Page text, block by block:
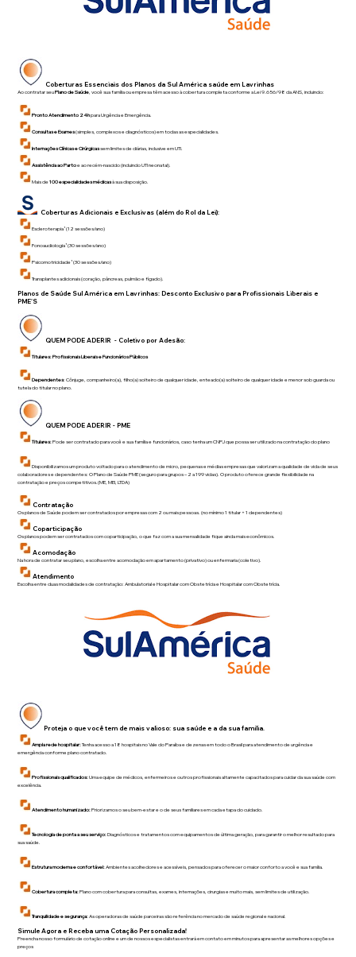
Coberturas Essenciais dos Planos da Sul América saúde emLavrinhas
Ao contratar seuPlano de Saúde, você sua família ou empresa têm acesso à cobertura completa conforme a Lei 9.656/98 da ANS, incluindo:
Pronto Atendimento 24hpara Urgência e Emergência.
Consultas e Exames(simples, complexos e diagnósticos) em todas as especialidades.
Internações Clínicas e Cirúrgicassem limites de diárias, inclusive em UTI.
Assistência ao Partoe ao recém-nascido (incluindo UTI neonatal).
Mais de100 especialidades médicasà sua disposição.
Coberturas Adicionais e Exclusivas (além do Rol da Lei):
Escleroterapia¹ (12 sessões/ano)
Fonoaudiologia¹ (30 sessões/ano)
Psicomotricidade¹ (30 sessões/ano)
Transplantes adicionais (coração, pâncreas, pulmão e fígado).
Planos de Saúde Sul América emLavrinhas: Desconto Exclusivo para Profissionais Liberais e
PME'S
QUEM PODE ADERIR - Coletivo por Adesão:
Titulares:Profissionais Liberais e Funcionários Públicos
Dependentes: Cônjuge, companheiro(a), filho(a) solteiro de qualquer idade, enteado(a) solteiro de qualquer idade e menor sob guarda ou
tutela do titular no plano.
QUEM PODE ADERIR - PME
Titulares:Pode ser contratado para você e sua família e funcionários, caso tenha um CNPJ que possa ser utilizado na contratação do plano
Disponibilizamos um produto voltado para o atendimento de micro, pequenas e médias empresas que valorizam a qualidade de vida de seus
colaboradores e dependentes: O Plano de Saúde PME (seguro para grupos – 2 a 199 vidas). O produto oferece grande flexibilidade na
contratação e preços competitivos.(ME, MEI, LTDA)
Contratação
Os planos de Saúde podem ser contratados por empresas com 2 ou mais pessoas. (no mínimo 1 titular + 1 dependentes)
Coparticipação
Os planos podem ser contratados com coparticipação, o que faz com a sua mensalidade fique ainda mais econômicos.
Acomodação
Na hora de contratar seu plano, escolha entre acomodação em apartamento (privativo) ou enfermaria (coletivo).
Atendimento
Escolha entre duas modalidades de contratação: Ambulatorial e Hospitalar com Obstetrícia e Hospitalar com Obstetrícia.
Proteja o que você tem de mais valioso: sua saúde e a da sua família.
Ampla rede hospitalar:Tenha acesso a 18 hospitais no Vale do Paraíba e dezenas em todo o Brasil para atendimento de urgência e
emergência conforme plano contratado.
Profissionais qualificados:Uma equipe de médicos, enfermeiros e outros profissionais altamente capacitados para cuidar da sua saúde com
excelência.
Atendimento humanizado:Priorizamos o seu bem-estar e o de seus familiares em cada etapa do cuidado.
Tecnologia de ponta a seu serviço:Diagnósticos e tratamentos com equipamentos de última geração, para garantir o melhor resultado para
sua saúde.
Estrutura moderna e confortável:Ambientes acolhedores e acessíveis, pensados para oferecer o maior conforto a você e sua família.
Cobertura completa:Plano com cobertura para consultas, exames, internações, cirurgias e muito mais, sem limites de utilização.
Tranquilidade e segurança:As operadoras de saúde parceiras são referência no mercado de saúde regional e nacional.
Simule Agora e Receba uma Cotação Personalizada!
Preencha nosso formulário de cotação online e um de nossos especialistas entrará em contato em minutos para apresentar as melhores opções e
preços